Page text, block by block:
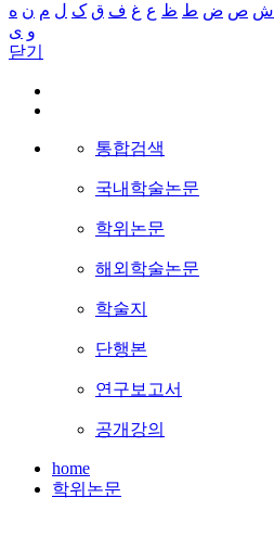
ش ص ض ط ظ ع غ ف ق ک ل م ن ه
و ی
닫기
통합검색
국내학술논문
학위논문
해외학술논문
학술지
단행본
연구보고서
공개강의
home
학위논문